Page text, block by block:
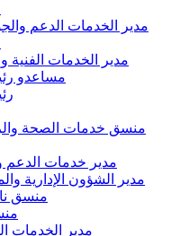
مدير الخدمات الدعم
مدير الخدمات الفنية
مساعدو
منسق خدمات الصحة
مدير خدمات الدعم
مدير الشؤون الإدارية
منسق
مدير الخدمات